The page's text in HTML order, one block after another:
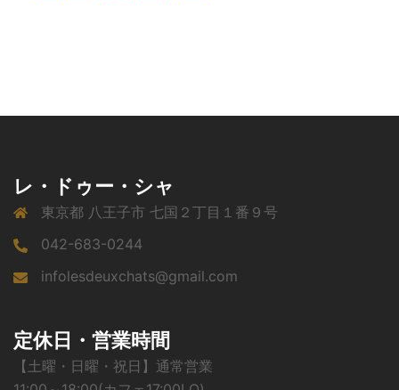
レ・ドゥー・シャ
東京都 八王子市 七国２丁目１番９号
042-683-0244
infolesdeuxchats@gmail.com
定休日・営業時間
【土曜・日曜・祝日】通常営業